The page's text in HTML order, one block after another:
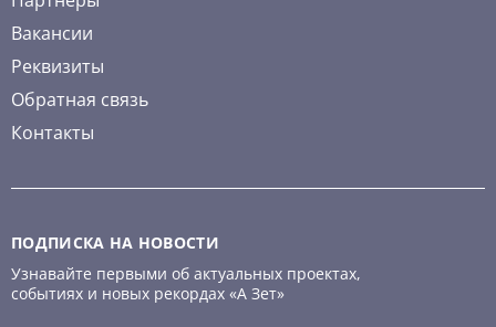
Вакансии
Реквизиты
Обратная связь
Контакты
ПОДПИСКА НА НОВОСТИ
Узнавайте первыми об актуальных проектах,
событиях и новых рекордах «А Зет»